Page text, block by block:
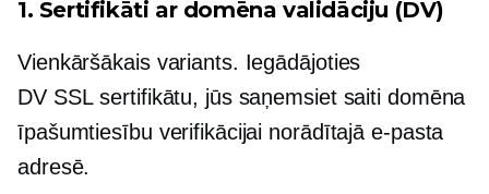
1. Sertifikāti ar domēna validāciju (DV)
Vienkāršākais variants. Iegādājoties
DV SSL sertifikātu, jūs saņemsiet saiti domēna
īpašumtiesību verifikācijai norādītajā e-pasta
adresē.